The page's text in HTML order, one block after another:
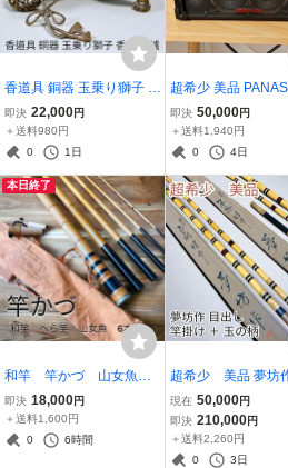
香道具 銅器 玉乗り獅子 香
炉 香櫨 透かし火屋 仏具
骨董品 美術品 魔除け 古美
術
即決 22,000円
＋送料980円
0
1日
超希少 美品
パナソニック RX-
ラジカセ
即決 50,000円
＋送料1,940円
0
4日
本日終了
和竿 竿かづ 山女魚 6
本継 山女魚竿 4.5m 竹竿
即決 18,000円
＋送料1,600円
0
6時間
超希少 美品 夢坊
目出し 玉の柄 竿掛
ヘラブナ 竿掛け
物4節 ＋ 玉の柄 二
節
現在 50,000円
即決 210,000円
＋送料2,260円
0
3日